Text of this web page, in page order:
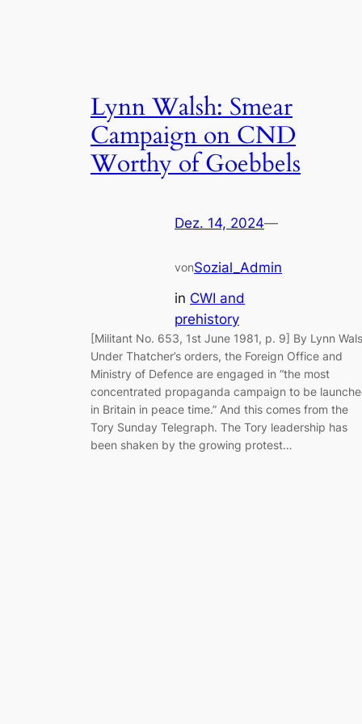
Lynn Walsh: Smear
Campaign on CND
Worthy of Goebbels
Dez. 14, 2024—
vonSozial_Admin
in CWI and
prehistory
[Militant No. 653, 1st June 1981, p. 9] By Lynn
Under Thatcher’s orders, the Foreign Office and
Ministry of Defence are engaged in “the most
concentrated propaganda campaign to be
in Britain in peace time.” And this comes from the
Tory Sunday Telegraph. The Tory leadership has
been shaken by the growing protest…